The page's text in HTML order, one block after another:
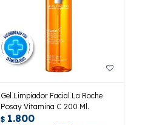
Gel Limpiador Facial La Roche
Posay Vitamina C 200 Ml.
$ 1.800